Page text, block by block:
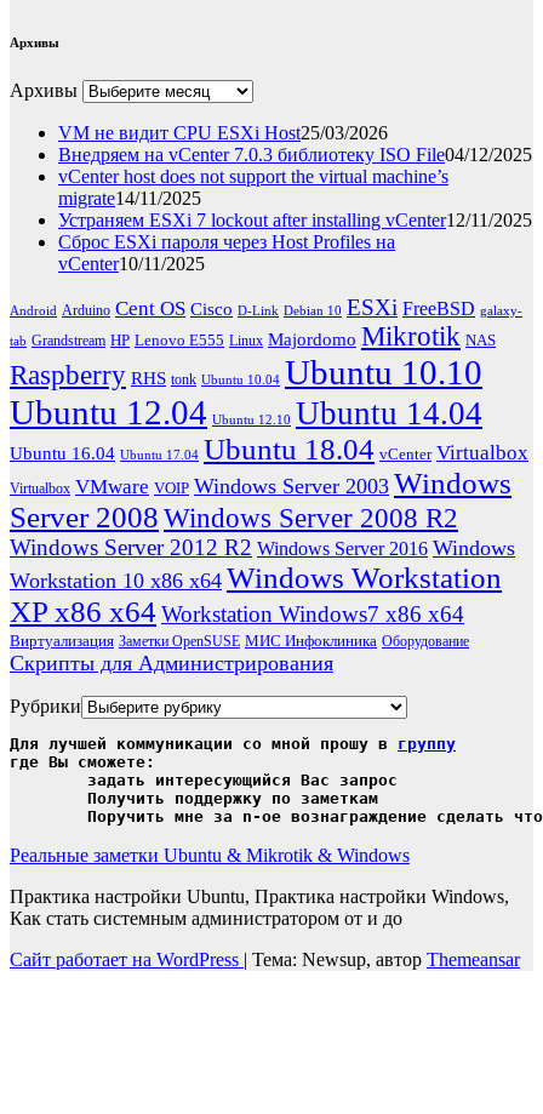
Архивы
Архивы
VM не видит CPU ESXi Host25/03/2026
Внедряем на vCenter 7.0.3 библиотеку ISO File04/12/2025
vCenter host does not support the virtual machine’s
migrate14/11/2025
Устраняем ESXi 7 lockout after installing vCenter12/11/2025
Сброс ESXi пароля через Host Profiles на
vCenter10/11/2025
Android Arduino Cent OS Cisco D-Link Debian 10 ESXi FreeBSD galaxy-
tab Grandstream HP Lenovo E555 Linux Majordomo Mikrotik NAS
Raspberry RHS tonk Ubuntu 10.04 Ubuntu 10.10
Ubuntu 12.04 Ubuntu 12.10 Ubuntu 14.04
Ubuntu 16.04 Ubuntu 17.04 Ubuntu 18.04 vCenter Virtualbox
Virtualbox VMware VOIP Windows Server 2003 Windows
Server 2008 Windows Server 2008 R2
Windows Server 2012 R2 Windows Server 2016 Windows
Workstation 10 x86 x64 Windows Workstation
XP x86 x64Workstation Windows7 x86 x64
Виртуализация Заметки OpenSUSE МИС Инфоклиника Оборудование
Скрипты для Администрирования
Рубрики
Для лучшей коммуникации со мной прошу в группу
где Вы сможете:
Поручить мне за n-ое вознаграждение сделать
Реальные заметки Ubuntu & Mikrotik & Windows
Практика настройки Ubuntu, Практика настройки Windows,
Как стать системным администратором от и до
Сайт работает на WordPress | Тема: Newsup, автор Themeansar